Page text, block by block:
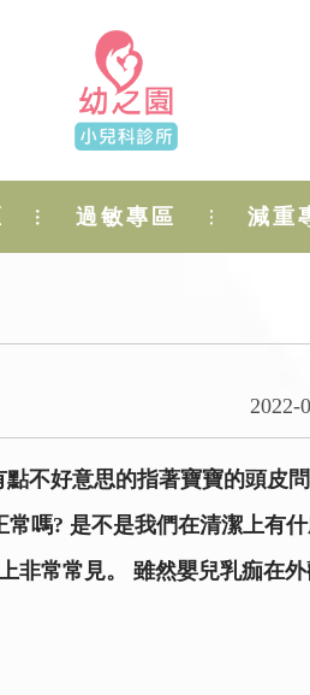
過敏專區 減重
2022-
不好意思的指著寶寶的頭皮
嗎? 是不是我們在清潔上有
常常見。 雖然嬰兒乳痂在